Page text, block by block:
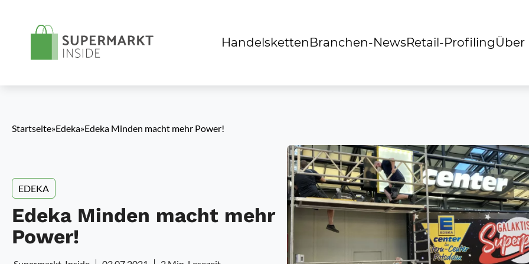
Handelsketten Branchen-NewsRetail-ProfilingÜber
Startseite»Edeka»Edeka Minden macht mehr Power!
EDEKA
Edeka Minden macht mehr
Power!